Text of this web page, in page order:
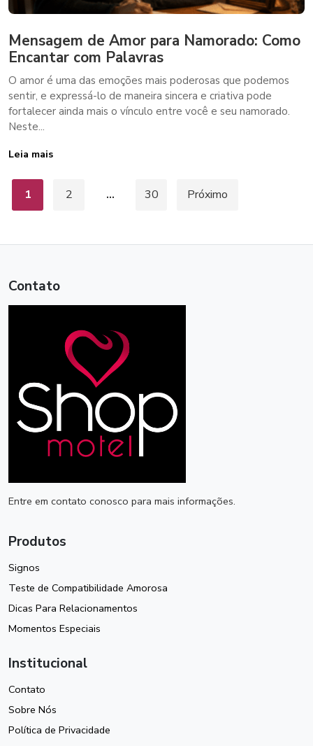
Mensagem de Amor para Namorado: Como
Encantar com Palavras
O amor é uma das emoções mais poderosas que podemos
sentir, e expressá-lo de maneira sincera e criativa pode
fortalecer ainda mais o vínculo entre você e seu namorado.
Neste...
Leia mais
Paginação
de
1 2 … 30 Próximo
Contato
Entre em contato conosco para mais informações.
Produtos
Signos
Teste de Compatibilidade Amorosa
Dicas Para Relacionamentos
Momentos Especiais
Institucional
Contato
Sobre Nós
Política de Privacidade